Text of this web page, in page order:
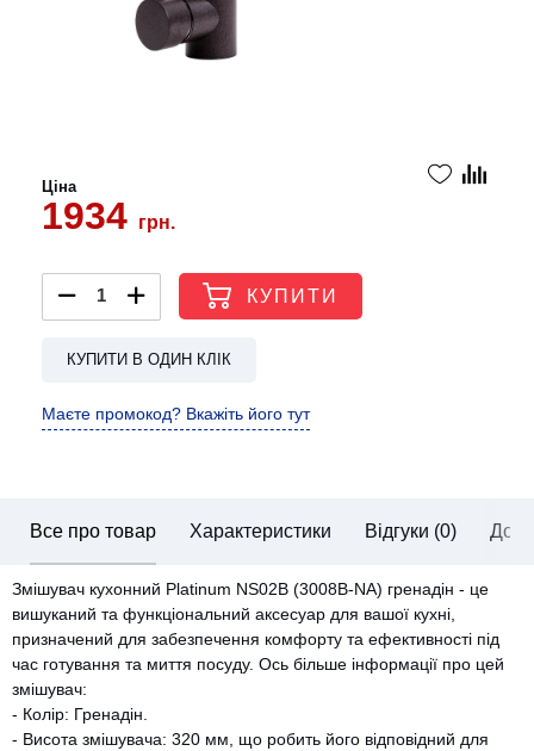
Ціна
1934 грн.
КУПИТИ
КУПИТИ В ОДИН КЛІК
Маєте промокод? Вкажіть його тут
Все про товар Характеристики Відгуки (0)
Змішувач кухонний Platinum NS02B (3008B-NA) гренадін - це
вишуканий та функціональний аксесуар для вашої кухні,
призначений для забезпечення комфорту та ефективності під
час готування та миття посуду. Ось більше інформації про цей
змішувач:
- Колір: Гренадін.
- Висота змішувача: 320 мм, що робить його відповідний для